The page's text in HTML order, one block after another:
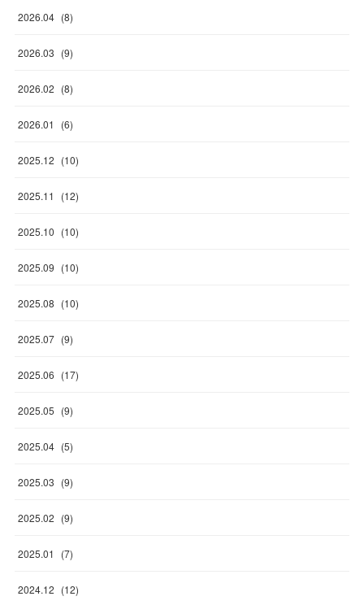
2026.04 (8)
2026.03 (9)
2026.02 (8)
2026.01 (6)
2025.12 (10)
2025.11 (12)
2025.10 (10)
2025.09 (10)
2025.08 (10)
2025.07 (9)
2025.06 (17)
2025.05 (9)
2025.04 (5)
2025.03 (9)
2025.02 (9)
2025.01 (7)
2024.12 (12)